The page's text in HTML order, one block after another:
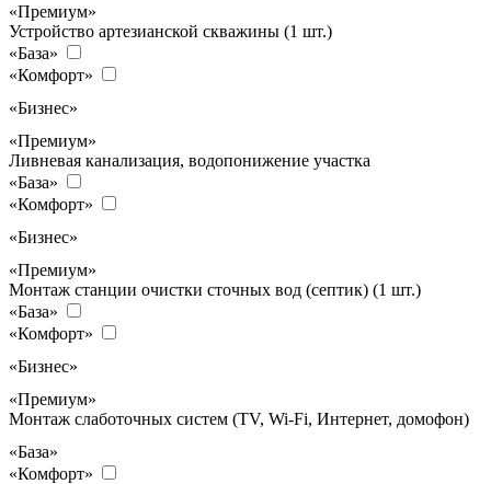
«Премиум»
Устройство артезианской скважины (1 шт.)
«База»
«Комфорт»
«Бизнес»
«Премиум»
Ливневая канализация, водопонижение участка
«База»
«Комфорт»
«Бизнес»
«Премиум»
Монтаж станции очистки сточных вод (септик) (1 шт.)
«База»
«Комфорт»
«Бизнес»
«Премиум»
Монтаж слаботочных систем (TV, Wi-Fi, Интернет, домофон)
«База»
«Комфорт»